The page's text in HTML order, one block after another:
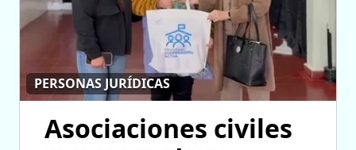
PERSONAS JURÍDICAS
Asociaciones civiles